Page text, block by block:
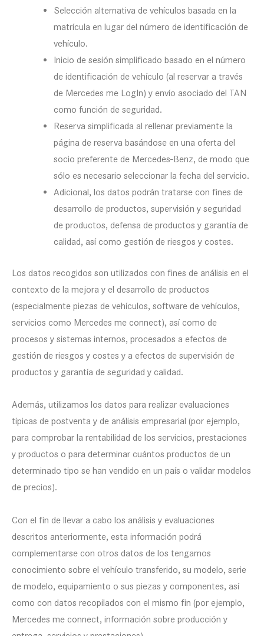
Selección alternativa de vehículos basada en la
matrícula en lugar del número de identificación de
vehículo.
Inicio de sesión simplificado basado en el número
de identificación de vehículo (al reservar a través
de Mercedes me LogIn) y envío asociado del TAN
como función de seguridad.
Reserva simplificada al rellenar previamente la
página de reserva basándose en una oferta del
socio preferente de Mercedes-Benz, de modo que
sólo es necesario seleccionar la fecha del servicio.
Adicional, los datos podrán tratarse con fines de
desarrollo de productos, supervisión y seguridad
de productos, defensa de productos y garantía de
calidad, así como gestión de riesgos y costes.
Los datos recogidos son utilizados con fines de análisis en el
contexto de la mejora y el desarrollo de productos
(especialmente piezas de vehículos, software de vehículos,
servicios como Mercedes me connect), así como de
procesos y sistemas internos, procesados a efectos de
gestión de riesgos y costes y a efectos de supervisión de
productos y garantía de seguridad y calidad.
Además, utilizamos los datos para realizar evaluaciones
típicas de postventa y de análisis empresarial (por ejemplo,
para comprobar la rentabilidad de los servicios, prestaciones
y productos o para determinar cuántos productos de un
determinado tipo se han vendido en un país o validar modelos
de precios).
Con el fin de llevar a cabo los análisis y evaluaciones
descritos anteriormente, esta información podrá
complementarse con otros datos de los tengamos
conocimiento sobre el vehículo transferido, su modelo, serie
de modelo, equipamiento o sus piezas y componentes, así
como con datos recopilados con el mismo fin (por ejemplo,
Mercedes me connect, información sobre producción y